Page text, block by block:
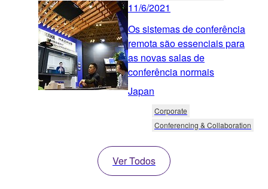
11/6/2021
Os sistemas de conferência
remota são essenciais para
as novas salas de
conferência normais
Japan
Corporate
Conferencing & Collaboration
Ver Todos